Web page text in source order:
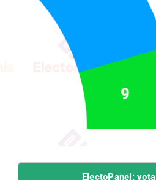
ElectoPanel: vota